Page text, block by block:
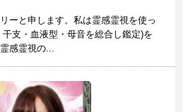
ーと申します。私は霊感霊視を使っ
支・血液型・母音を総合し鑑定)を
感霊視の...